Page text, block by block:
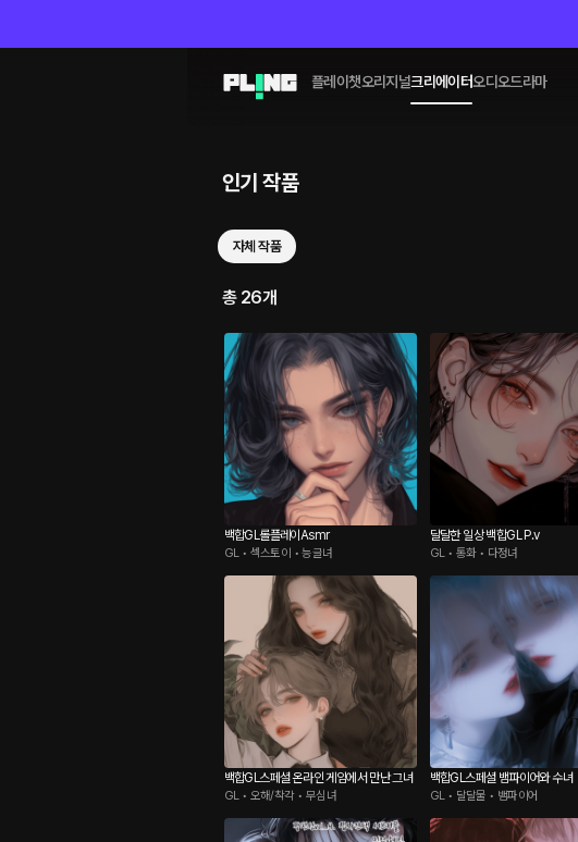
플레이챗오리지널크리에이터오디오드라마
인기 작품
자체 작품
총 26개
백합GL롤플레이Asmr
GL • 섹스토이 • 능글녀
달달한 일상 백합GL P.v
GL • 통화 • 다정녀
백합GL스페셜 온라인 게임에서 만난 그녀
GL • 오해/착각 • 무심녀
백합GL스페셜 뱀파이어와 수녀
GL • 달달물 • 뱀파이어